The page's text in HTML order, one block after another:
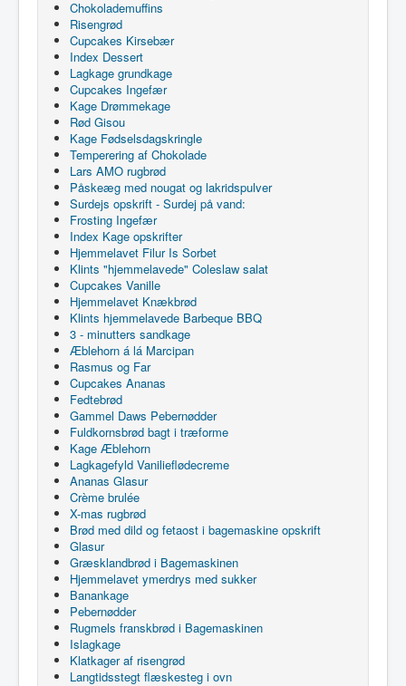
Chokolademuffins
Risengrød
Cupcakes Kirsebær
Index Dessert
Lagkage grundkage
Cupcakes Ingefær
Kage Drømmekage
Rød Gisou
Kage Fødselsdagskringle
Temperering af Chokolade
Lars AMO rugbrød
Påskeæg med nougat og lakridspulver
Surdejs opskrift - Surdej på vand:
Frosting Ingefær
Index Kage opskrifter
Hjemmelavet Filur Is Sorbet
Klints "hjemmelavede" Coleslaw salat
Cupcakes Vanille
Hjemmelavet Knækbrød
Klints hjemmelavede Barbeque BBQ
3 - minutters sandkage
Æblehorn á lá Marcipan
Rasmus og Far
Cupcakes Ananas
Fedtebrød
Gammel Daws Pebernødder
Fuldkornsbrød bagt i træforme
Kage Æblehorn
Lagkagefyld Vanilieflødecreme
Ananas Glasur
Crème brulée
X-mas rugbrød
Brød med dild og fetaost i bagemaskine opskrift
Glasur
Græsklandbrød i Bagemaskinen
Hjemmelavet ymerdrys med sukker
Banankage
Pebernødder
Rugmels franskbrød i Bagemaskinen
Islagkage
Klatkager af risengrød
Langtidsstegt flæskesteg i ovn